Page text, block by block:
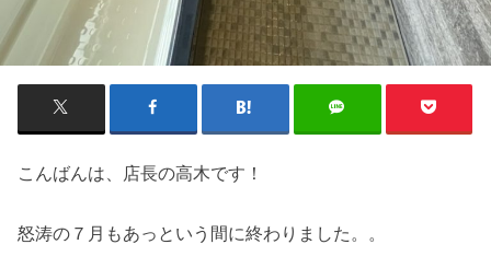
こんばんは、店長の高木です！
怒涛の７月もあっという間に終わりました。。